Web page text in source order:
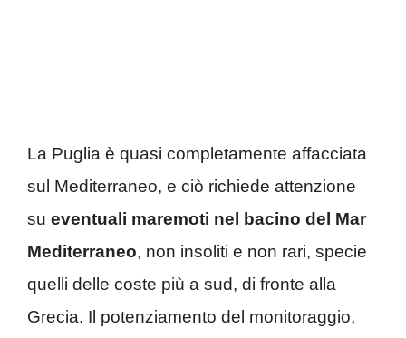
La Puglia è quasi completamente affacciata
sul Mediterraneo, e ciò richiede attenzione
su eventuali maremoti nel bacino del Mar
Mediterraneo, non insoliti e non rari, specie
quelli delle coste più a sud, di fronte alla
Grecia. Il potenziamento del monitoraggio,